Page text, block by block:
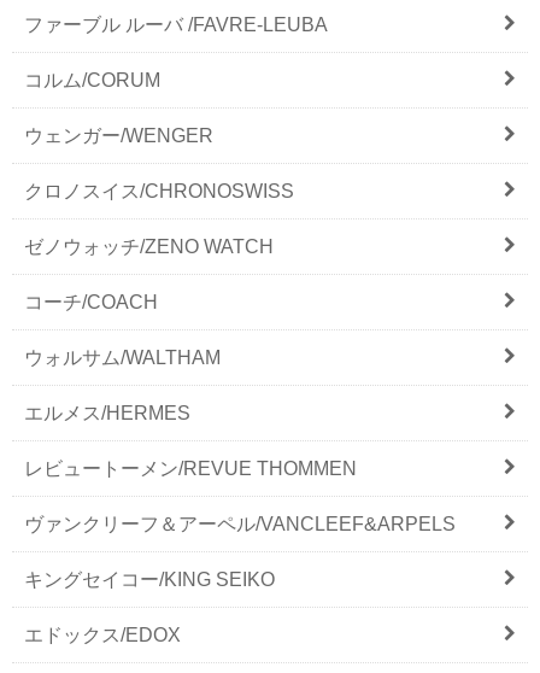
ファーブル ルーバ /FAVRE-LEUBA
コルム/CORUM
ウェンガー/WENGER
クロノスイス/CHRONOSWISS
ゼノウォッチ/ZENO WATCH
コーチ/COACH
ウォルサム/WALTHAM
エルメス/HERMES
レビュートーメン/REVUE THOMMEN
ヴァンクリーフ＆アーペル/VANCLEEF&ARPELS
キングセイコー/KING SEIKO
エドックス/EDOX